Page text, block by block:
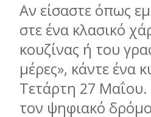
Aν είσαστε όπως
στε ένα κλασικό
κουζίνας ή του
µέρες», κάντε ένα
Τετάρτη 27 Μαΐου.
τον ψηφιακό